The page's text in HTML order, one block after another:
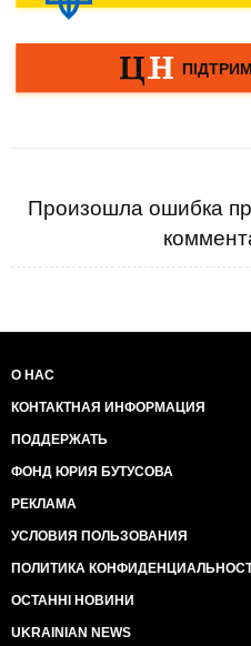
Произошла ошибка
О НАС
КОНТАКТНАЯ ИНФОРМАЦИЯ
ПОДДЕРЖАТЬ
ФОНД ЮРИЯ БУТУСОВА
РЕКЛАМА
УСЛОВИЯ ПОЛЬЗОВАНИЯ
ПОЛИТИКА
ОСТАННІ НОВИНИ
UKRAINIAN NEWS